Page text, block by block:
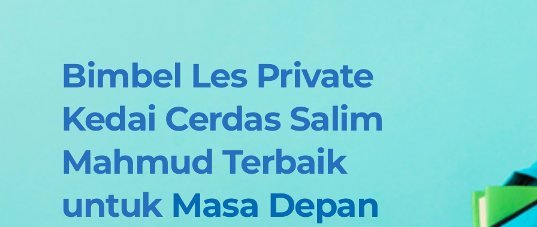
Bimbel Les Private
Kedai Cerdas Salim
Mahmud Terbaik
untuk Masa Depan